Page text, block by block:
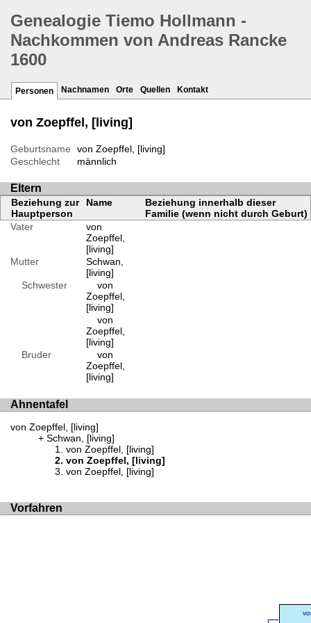
Genealogie Tiemo Hollmann -
Nachkommen von Andreas Rancke
1600
Personen Nachnamen Orte Quellen Kontakt
von Zoepffel, [living]
Geburtsname
von Zoepffel, [living]
Geschlecht
männlich
Eltern
Beziehung zur
Hauptperson
Name
Beziehung innerhalb dieser
Familie (wenn nicht durch Geburt)
Vater
von
Zoepffel,
[living]
Mutter
Schwan,
[living]
Schwester
von
Zoepffel,
[living]
von
Zoepffel,
[living]
Bruder
von
Zoepffel,
[living]
Ahnentafel
von Zoepffel, [living]
Schwan, [living]
von Zoepffel, [living]
von Zoepffel, [living]
von Zoepffel, [living]
Vorfahren